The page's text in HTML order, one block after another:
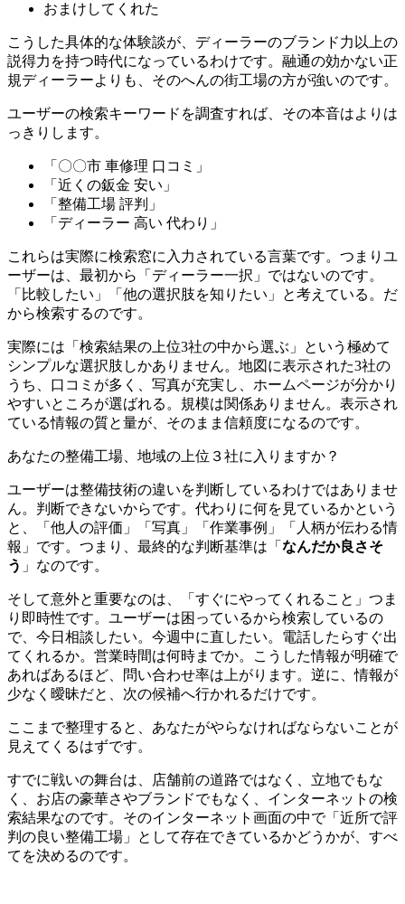
おまけしてくれた
こうした具体的な体験談が、ディーラーのブランド力以上の
説得力を持つ時代になっているわけです。融通の効かない正
規ディーラーよりも、そのへんの街工場の方が強いのです。
ユーザーの検索キーワードを調査すれば、その本音はよりは
っきりします。
「〇〇市 車修理 口コミ」
「近くの鈑金 安い」
「整備工場 評判」
「ディーラー 高い 代わり」
これらは実際に検索窓に入力されている言葉です。つまりユ
ーザーは、最初から「ディーラー一択」ではないのです。
「比較したい」「他の選択肢を知りたい」と考えている。だ
から検索するのです。
実際には「検索結果の上位3社の中から選ぶ」という極めて
シンプルな選択肢しかありません。地図に表示された3社の
うち、口コミが多く、写真が充実し、ホームページが分かり
やすいところが選ばれる。規模は関係ありません。表示され
ている情報の質と量が、そのまま信頼度になるのです。
あなたの整備工場、地域の上位３社に入りますか？
ユーザーは整備技術の違いを判断しているわけではありませ
ん。判断できないからです。代わりに何を見ているかという
と、「他人の評価」「写真」「作業事例」「人柄が伝わる情
報」です。つまり、最終的な判断基準は「 なんだか良さそ
う 」なのです。
そして意外と重要なのは、「すぐにやってくれること」つま
り即時性です。ユーザーは困っているから検索しているの
で、今日相談したい。今週中に直したい。電話したらすぐ出
てくれるか。営業時間は何時までか。こうした情報が明確で
あればあるほど、問い合わせ率は上がります。逆に、情報が
少なく曖昧だと、次の候補へ行かれるだけです。
ここまで整理すると、あなたがやらなければならないことが
見えてくるはずです。
すでに戦いの舞台は、店舗前の道路ではなく、立地でもな
く、お店の豪華さやブランドでもなく、インターネットの検
索結果なのです。そのインターネット画面の中で「近所で評
判の良い整備工場」として存在できているかどうかが、すべ
てを決めるのです。